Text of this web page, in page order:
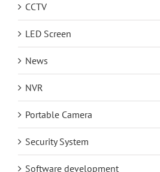
CCTV
LED Screen
News
NVR
Portable Camera
Security System
Software development